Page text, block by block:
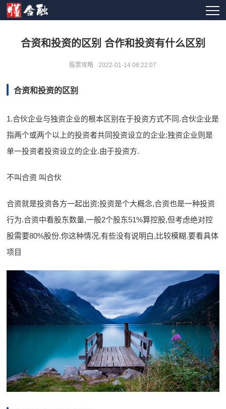
合资和投资的区别 合作和投资有什么区别
股票攻略 2022-01-14 06:22:07
合资和投资的区别
1.合伙企业与独资企业的根本区别在于投资方式不同.合伙企业是
指两个或两个以上的投资者共同投资设立的企业;独资企业则是
单一投资者投资设立的企业.由于投资方.
不叫合资 叫合伙
合资就是投资各方一起出资;投资是个大概念,合资也是一种投资
行为.合资中看股东数量,一般2个股东51%算控股,但考虑绝对控
股需要80%股份.你这种情况,有些没有说明白,比较模糊.要看具体
项目